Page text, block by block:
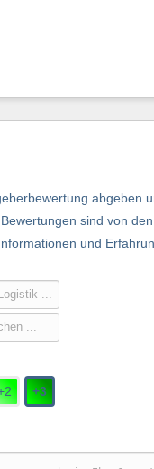
abgeben
sind von
und
+3